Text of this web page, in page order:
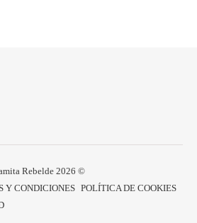
Rebelde 2026 ©
Y CONDICIONES POLÍTICA DE COOKIES